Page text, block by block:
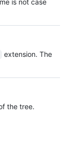
extension. The
the tree.